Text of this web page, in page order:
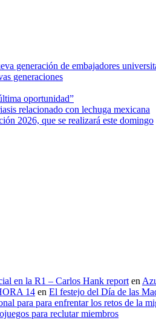
generación de embajadores
generaciones
oportunidad”
relacionado con lechuga mexicana
2026, que se realizará este domingo
en la R1 – Carlos Hank report en
14 en El festejo del Día de las
para para enfrentar los retos de la
para reclutar miembros